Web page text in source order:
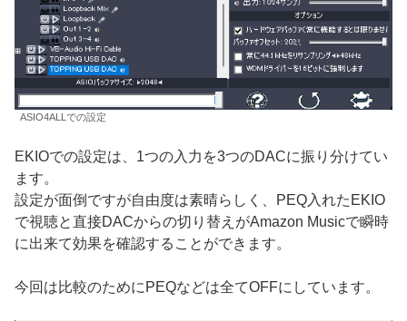
ASIO4ALLでの設定
EKIOでの設定は、1つの入力を3つのDACに振り分けてい
ます。
設定が面倒ですが自由度は素晴らしく、PEQ入れたEKIO
で視聴と直接DACからの切り替えがAmazon Musicで瞬時
に出来て効果を確認することができます。
今回は比較のためにPEQなどは全てOFFにしています。